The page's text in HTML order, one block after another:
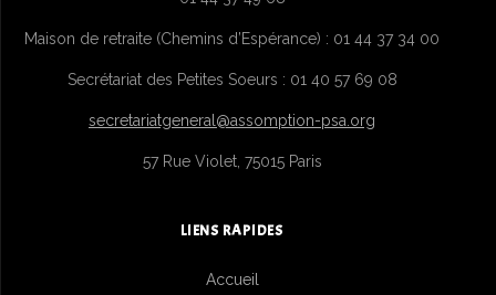
Maison de retraite (Chemins d’Espérance) : 01 44 37 34 00
Secrétariat des Petites Soeurs : 01 40 57 69 08
secretariatgeneral@assomption-psa.org
57 Rue Violet, 75015 Paris
LIENS RAPIDES
Accueil